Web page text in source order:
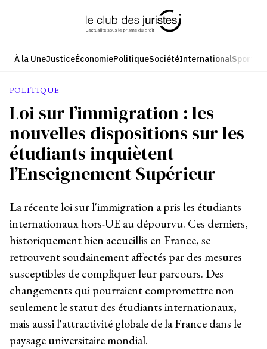
À la UneJusticeÉconomiePolitiqueSociétéInternationalSport
POLITIQUE
Loi sur l’immigration : les
nouvelles dispositions sur les
étudiants inquiètent
l’Enseignement Supérieur
La récente loi sur l'immigration a pris les étudiants
internationaux hors-UE au dépourvu. Ces derniers,
historiquement bien accueillis en France, se
retrouvent soudainement affectés par des mesures
susceptibles de compliquer leur parcours. Des
changements qui pourraient compromettre non
seulement le statut des étudiants internationaux,
mais aussi l'attractivité globale de la France dans le
paysage universitaire mondial.